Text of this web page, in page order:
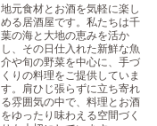
地元食材とお酒を気軽に楽し
める居酒屋です。私たちは千
葉の海と大地の恵みを活か
し、その日仕入れた新鮮な魚
介や旬の野菜を中心に、手づ
くりの料理をご提供していま
す。肩ひじ張らずに立ち寄れ
る雰囲気の中で、料理とお酒
をゆったり味わえる空間づく